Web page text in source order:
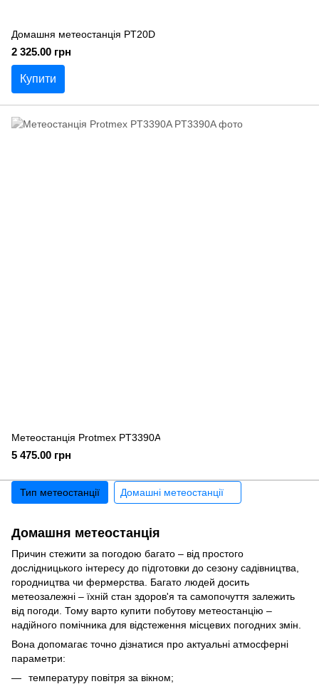
Домашня метеостанція PT20D
2 325.00 грн
Купити
Метеостанція Protmex PT3390A
5 475.00 грн
Домашня метеостанція
Причин стежити за погодою багато – від простого
дослідницького інтересу до підготовки до сезону садівництва,
городництва чи фермерства. Багато людей досить
метеозалежні – їхній стан здоров'я та самопочуття залежить
від погоди. Тому варто купити побутову метеостанцію –
надійного помічника для відстеження місцевих погодних змін.
Вона допомагає точно дізнатися про актуальні атмосферні
параметри:
температуру повітря за вікном;
Тип метеостанції Домашні метеостанції